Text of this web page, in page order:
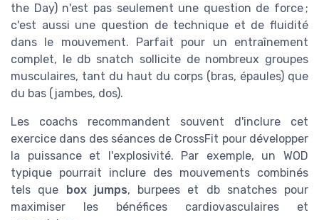
complet, le db snatch sollicite de nombreux groupes
musculaires, tant du haut du corps (bras, épaules) que
du bas (jambes, dos).
Les coachs recommandent souvent d'inclure cet
exercice dans des séances de CrossFit pour développer
la puissance et l'explosivité. Par exemple, un WOD
typique pourrait inclure des mouvements combinés
tels que
box jumps
, burpees et db snatches pour
maximiser les bénéfices cardiovasculaires et
musculaires.
Un programme commun pourrait ressembler à ceci :